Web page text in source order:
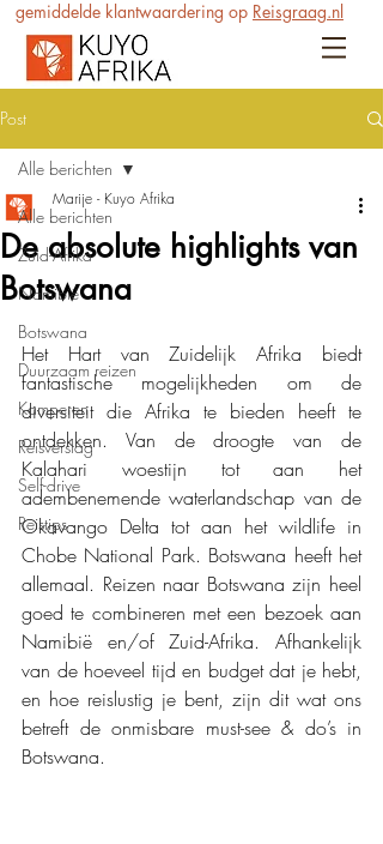
gemiddelde klantwaardering op Reisgraag.nl
Post
Alle berichten
Zuid-Afrika
Namibië
Botswana
Duurzaam reizen
Kamperen
Reisverslag
Self-drive
Reistips
Alle berichten
De absolute highlights van
Botswana
Marije - Kuyo Afrika
Het Hart van Zuidelijk Afrika biedt
fantastische mogelijkheden om de
diversiteit die Afrika te bieden heeft te
ontdekken. Van de droogte van de
Kalahari woestijn tot aan het
adembenemende waterlandschap van de
Okavango Delta tot aan het wildlife in
Chobe National Park. Botswana heeft het
allemaal. Reizen naar Botswana zijn heel
goed te combineren met een bezoek aan
Namibië en/of Zuid-Afrika. Afhankelijk
van de hoeveel tijd en budget dat je hebt,
en hoe reislustig je bent, zijn dit wat ons
betreft de onmisbare must-see & do’s in
Botswana.